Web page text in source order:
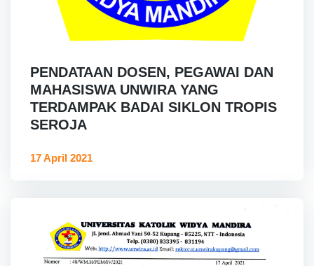
PENDATAAN DOSEN, PEGAWAI DAN
MAHASISWA UNWIRA YANG
TERDAMPAK BADAI SIKLON TROPIS
SEROJA
17 April 2021